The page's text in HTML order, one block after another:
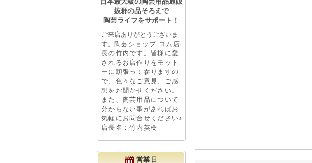
抜群の品そろえで
陶芸ライフをサポート！
ご来店ありがとうございま
す。 陶芸ショップ.コム店
長の竹内です。皆様に愛
されるお店作りをモット
ーに頑張って参りますの
で、色々なご意見、ご感
想をお聞かせください。
また、陶芸用品について
分からない事があればお
気軽にお問合せください♪
店長名：竹内英樹
営業日